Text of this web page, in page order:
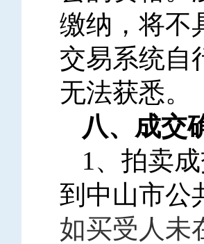
缴纳，将不
交易系统自
无法获悉。
八、成交
1、拍卖
到中山市公
如买受人未